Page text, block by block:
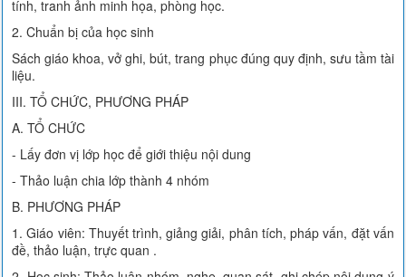
tính, tranh ảnh minh họa, phòng học.
2. Chuẩn bị của học sinh
Sách giáo khoa, vở ghi, bút, trang phục đúng quy định, sưu tầm tài
liệu.
III. TỔ CHỨC, PHƯƠNG PHÁP
A. TỔ CHỨC
- Lấy đơn vị lớp học để giới thiệu nội dung
- Thảo luận chia lớp thành 4 nhóm
B. PHƯƠNG PHÁP
1. Giáo viên: Thuyết trình, giảng giải, phân tích, pháp vấn, đặt vấn
đề, thảo luận, trực quan .